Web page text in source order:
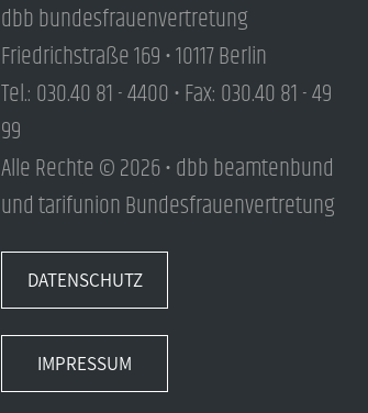
dbb bundesfrauenvertretung
Friedrichstraße 169 • 10117 Berlin
Tel.: 030.40 81 - 4400 • Fax: 030.40 81 - 49
99
Alle Rechte © 2026 • dbb beamtenbund
und tarifunion Bundesfrauenvertretung
DATENSCHUTZ
IMPRESSUM